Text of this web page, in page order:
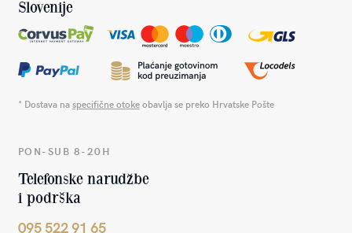
Slovenije
* Dostava naspecifične otokeobavlja se preko Hrvatske Pošte
PON-SUB 8-20H
Telefonske narudžbe
i podrška
095 522 91 65